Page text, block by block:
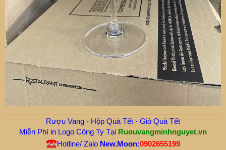
Rượu Vang - Hộp Quà Tết - Giỏ Quà Tết
Miễn Phí in Logo Công Ty Tại Ruouvangminhnguyet.vn
Hotline/ Zalo New.Moon:0902655199